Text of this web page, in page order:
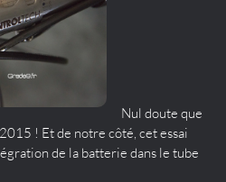
Nul doute que
! Et de notre côté, cet essai
de la batterie dans le tube